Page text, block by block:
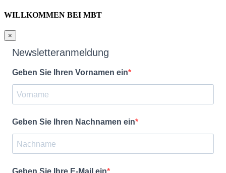
WILLKOMMEN BEI MBT
×
Newsletteranmeldung
Geben Sie Ihren Vornamen ein
Geben Sie Ihren Nachnamen ein